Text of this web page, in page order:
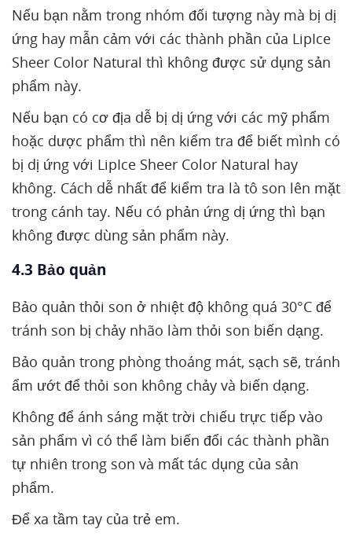
Nếu bạn nằm trong nhóm đối tượng này mà bị dị
ứng hay mẫn cảm với các thành phần của LipIce
Sheer Color Natural thì không được sử dụng sản
phẩm này.
Nếu bạn có cơ địa dễ bị dị ứng với các mỹ phẩm
hoặc dược phẩm thì nên kiểm tra để biết mình có
bị dị ứng với LipIce Sheer Color Natural hay
không. Cách dễ nhất để kiểm tra là tô son lên mặt
trong cánh tay. Nếu có phản ứng dị ứng thì bạn
không được dùng sản phẩm này.
4.3 Bảo quản
Bảo quản thỏi son ở nhiệt độ không quá 30°C để
tránh son bị chảy nhão làm thỏi son biến dạng.
Bảo quản trong phòng thoáng mát, sạch sẽ, tránh
ẩm ướt để thỏi son không chảy và biến dạng.
Không để ánh sáng mặt trời chiếu trực tiếp vào
sản phẩm vì có thể làm biến đổi các thành phần
tự nhiên trong son và mất tác dụng của sản
phẩm.
Để xa tầm tay của trẻ em.